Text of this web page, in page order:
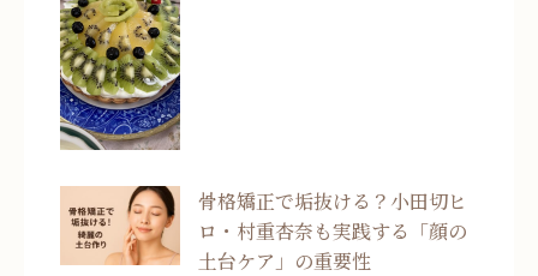
骨格矯正で垢抜ける？小田切ヒ
ロ・村重杏奈も実践する「顔の
土台ケア」の重要性